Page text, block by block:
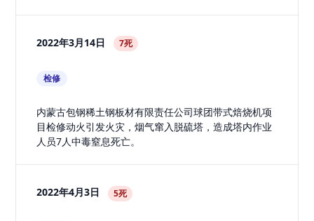
2022年3月14日 7死
检修
内蒙古包钢稀土钢板材有限责任公司球团带式焙烧机项
目检修动火引发火灾，烟气窜入脱硫塔，造成塔内作业
人员7人中毒窒息死亡。
2022年4月3日 5死